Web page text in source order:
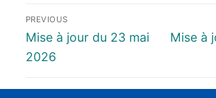
PREVIOUS
Mise à jour du 23 mai
2026
Mise à